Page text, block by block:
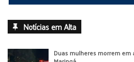
Notícias em Alta
Duas mulheres morrem